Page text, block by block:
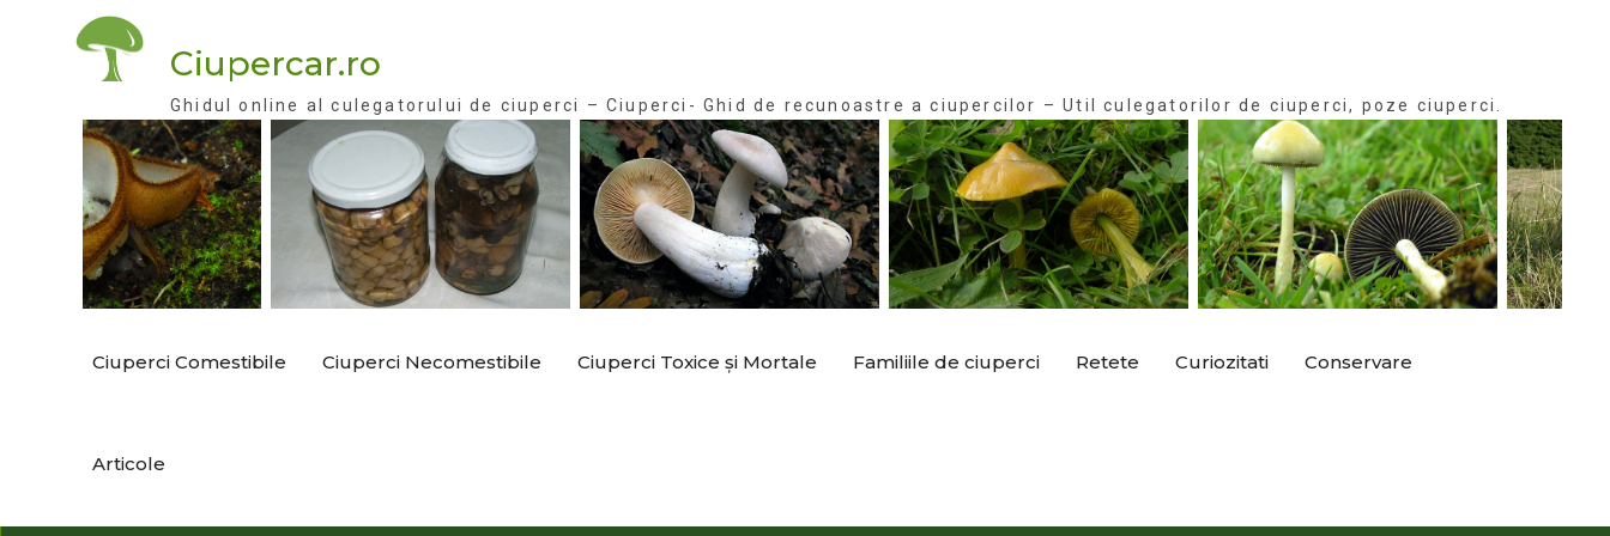
Ciupercar.ro
Ghidul online al culegatorului de ciuperci – Ciuperci- Ghid de recunoastre a ciupercilor – Util culegatorilor de ciuperci, poze ciuperci.
Ciuperci Comestibile Ciuperci Necomestibile Ciuperci Toxice și Mortale Familiile de ciuperci Retete Curiozitati Conservare
Articole